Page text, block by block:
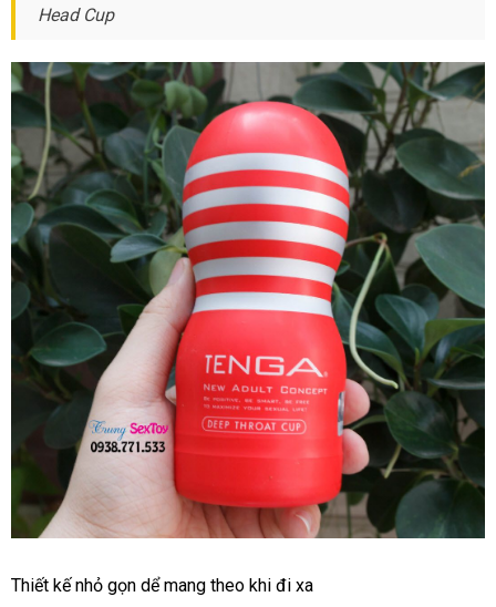
Tenga
Head Cup
Cốc
Tự
Thiết kế nhỏ gọn dể mang theo khi đi xa